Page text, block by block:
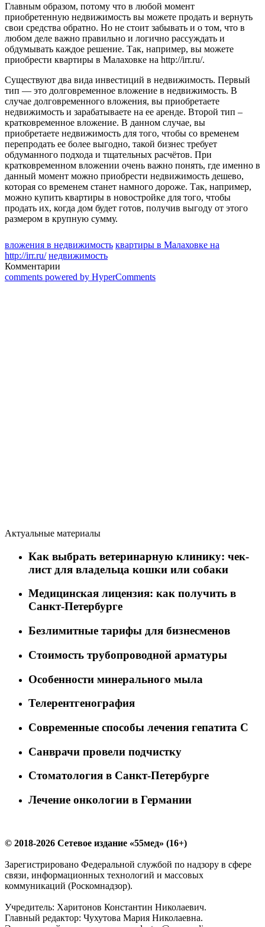
Главным образом, потому что в любой момент
приобретенную недвижимость вы можете продать и вернуть
свои средства обратно. Но не стоит забывать и о том, что в
любом деле важно правильно и логично рассуждать и
обдумывать каждое решение. Так, например, вы можете
приобрести квартиры в Малаховке на http://irr.ru/.
Существуют два вида инвестиций в недвижимость. Первый
тип — это долговременное вложение в недвижимость. В
случае долговременного вложения, вы приобретаете
недвижимость и зарабатываете на ее аренде. Второй тип –
кратковременное вложение. В данном случае, вы
приобретаете недвижимость для того, чтобы со временем
перепродать ее более выгодно, такой бизнес требует
обдуманного подхода и тщательных расчётов. При
кратковременном вложении очень важно понять, где именно в
данный момент можно приобрести недвижимость дешево,
которая со временем станет намного дороже. Так, например,
можно купить квартиры в новостройке для того, чтобы
продать их, когда дом будет готов, получив выгоду от этого
размером в крупную сумму.
вложения в недвижимость квартиры в Малаховке на
http://irr.ru/ недвижимость
Комментарии
comments powered by HyperComments
Актуальные материалы
Как выбрать ветеринарную клинику: чек-
лист для владельца кошки или собаки
Медицинская лицензия: как получить в
Санкт-Петербурге
Безлимитные тарифы для бизнесменов
Стоимость трубопроводной арматуры
Особенности минерального мыла
Телерентгенография
Современные способы лечения гепатита С
Санврачи провели подчистку
Стоматология в Санкт-Петербурге
Лечение онкологии в Германии
© 2018-2026 Сетевое издание «55мед» (16+)
Зарегистрировано Федеральной службой по надзору в сфере
связи, информационных технологий и массовых
коммуникаций (Роскомнадзор).
Учредитель: Харитонов Константин Николаевич.
Главный редактор: Чухутова Мария Николаевна.